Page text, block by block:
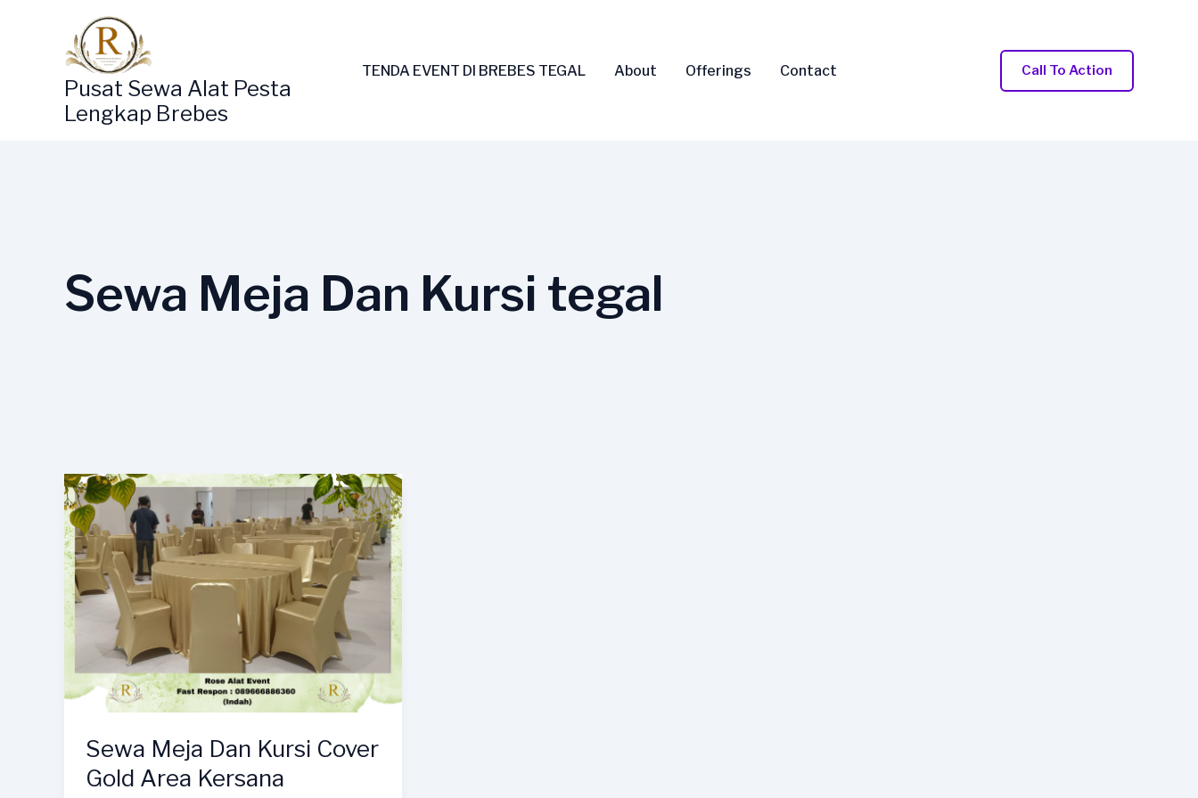
Pusat Sewa Alat Pesta
Lengkap Brebes
TENDA EVENT DI BREBES TEGAL About Offerings Contact Call To Action
Sewa Meja Dan Kursi tegal
Sewa Meja Dan Kursi Cover
Gold Area Kersana